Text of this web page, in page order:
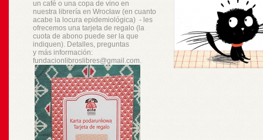
un café o una copa de vino en
nuestra libreríaen Wrocław (en cuanto
acabe la locura epidemiológica) - les
ofrecemos una tarjeta de regalo (la
cuota de abono puede ser la que
indiquen). Detalles, preguntas
y másinformación:
fundacionlibroslibres@gmail.com.